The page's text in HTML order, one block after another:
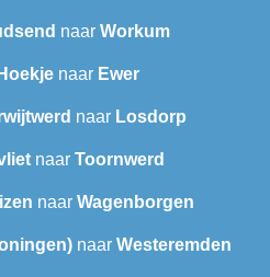
naar Workum
Hoekjenaar Ewer
naar Losdorp
naar Toornwerd
naar Wagenborgen
naar Westeremden